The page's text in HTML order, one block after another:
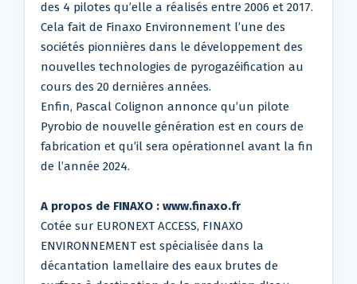
des 4 pilotes qu’elle a réalisés entre 2006 et 2017.
Cela fait de Finaxo Environnement l’une des
sociétés pionnières dans le développement des
nouvelles technologies de pyrogazéification au
cours des 20 dernières années.
Enfin, Pascal Colignon annonce qu’un pilote
Pyrobio de nouvelle génération est en cours de
fabrication et qu’il sera opérationnel avant la fin
de l’année 2024.
A propos de FINAXO : www.finaxo.fr
Cotée sur EURONEXT ACCESS, FINAXO
ENVIRONNEMENT est spécialisée dans la
décantation lamellaire des eaux brutes de